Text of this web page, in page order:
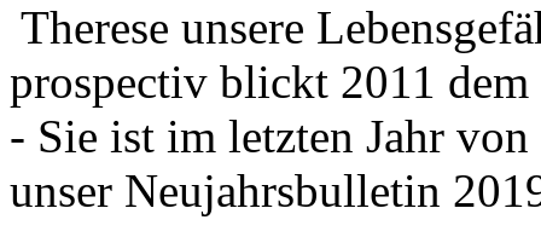
Therese unsere
prospectiv blickt 2011
- Sie ist im letzten Jahr
unser Neujahrsbulletin